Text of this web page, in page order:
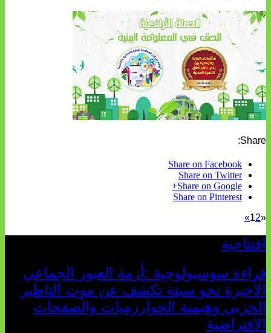
Share:
Share on Facebook
Share on Twitter
Share on Google+
Share on Pinterest
«
12
»
افتتاحية
قراءة سوسيولوجية :أزمة العبور الجماعي
الأخيرة نحو سبتة تكشف عن موت التاطير
الحزبي وهيمنة الخوارزميات والصفحات
الافتراضية